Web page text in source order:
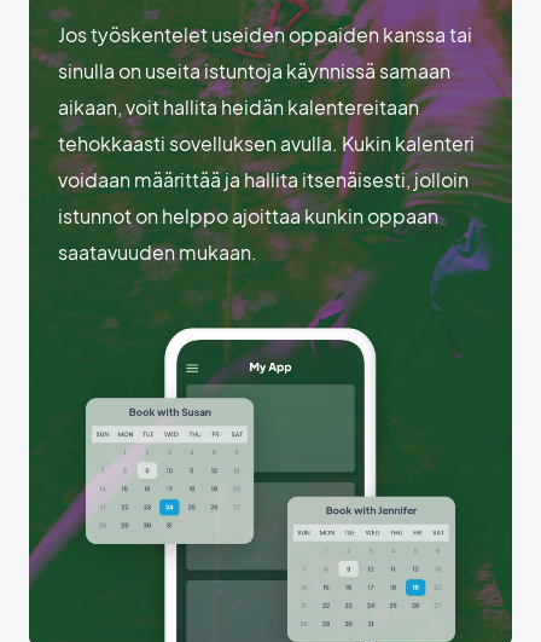
Jos työskentelet useiden oppaiden kanssa tai
sinulla on useita istuntoja käynnissä samaan
aikaan, voit hallita heidän kalentereitaan
tehokkaasti sovelluksen avulla. Kukin kalenteri
voidaan määrittää ja hallita itsenäisesti, jolloin
istunnot on helppo ajoittaa kunkin oppaan
saatavuuden mukaan.